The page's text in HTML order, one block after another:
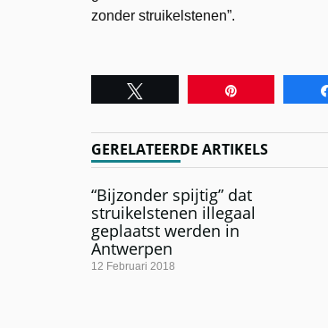
zonder struikelstenen”.
GERELATEERDE ARTIKELS
“Bijzonder spijtig” dat
struikelstenen illegaal
geplaatst werden in
Antwerpen
12 Februari 2018